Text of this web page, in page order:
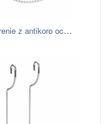
Sitko na korenie z antikoro oceli…